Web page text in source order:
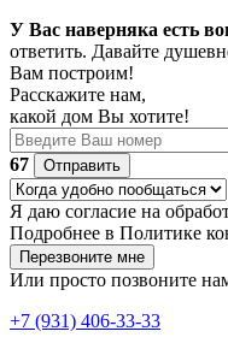
У Вас наверняка есть
ответить. Давайте
Вам построим!
Расскажите нам,
какой дом Вы хотите!
67
Отправить
Я даю согласие на
Подробнее в Политике
Перезвоните мне
Или просто позвоните
+7 (931) 406-33-33